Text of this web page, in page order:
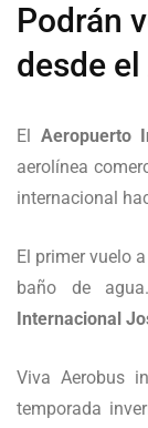
Podrán
desde el
El Aeropuerto
aerolínea
internacional
El primer vuelo
baño de
Internacional
Viva Aerobus
temporada